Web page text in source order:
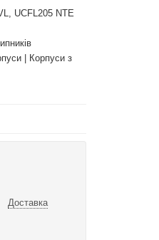
UCFL205 NTE
| Корпуси з
Доставка